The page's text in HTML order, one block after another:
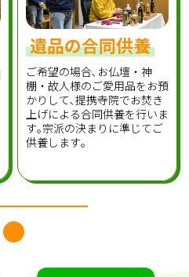
遺品の合同供養
ご希望の場合､お仏壇・神
棚・故人様のご愛用品をお預
かりして､提携寺院でお焚き
上げによる合同供養を行いま
す｡宗派の決まりに準じてご
供養します｡